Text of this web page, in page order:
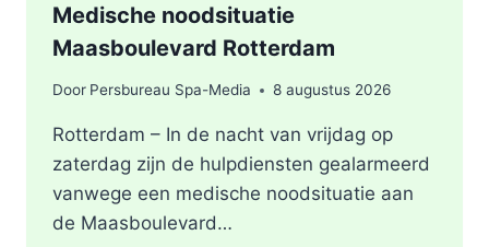
Medische noodsituatie
Maasboulevard Rotterdam
Door Persbureau Spa-Media 8 augustus 2026
Rotterdam – In de nacht van vrijdag op
zaterdag zijn de hulpdiensten gealarmeerd
vanwege een medische noodsituatie aan
de Maasboulevard…